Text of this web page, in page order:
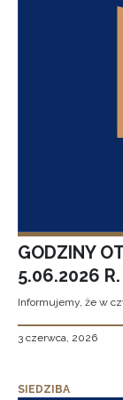
GODZINY
5.06.2026 R.
Informujemy, że w
3 czerwca, 2026
SIEDZIBA